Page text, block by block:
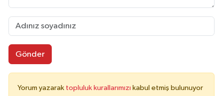
Gönder
Yorum yazarak topluluk kurallarımızı kabul etmiş bulunuyor